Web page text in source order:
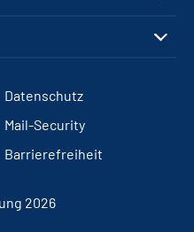
Datenschutz
Mail-Security
Barrierefreiheit
2026